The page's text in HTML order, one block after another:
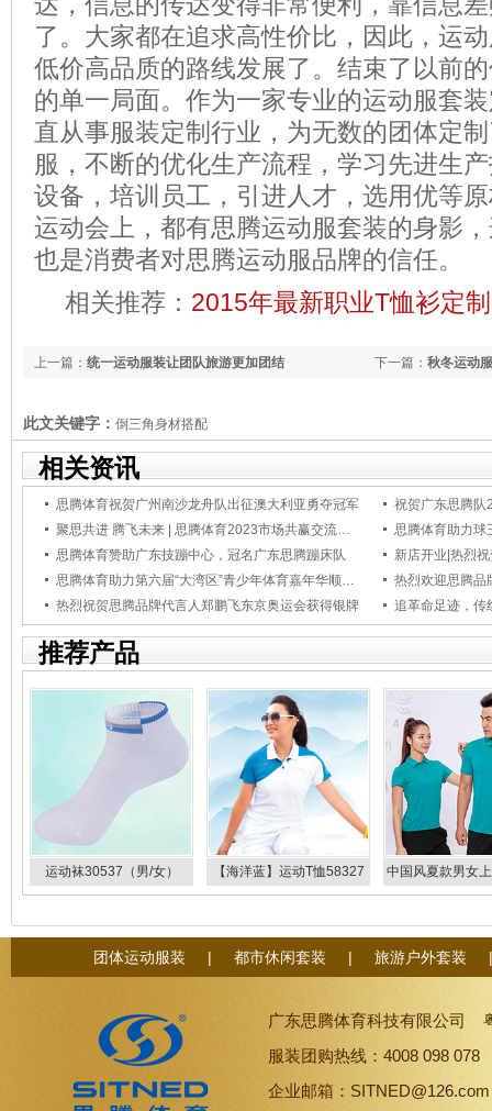
了。大家都在追求高性价比，因此，运
低价高品质的路线发展了。结束了以前
的单一局面。作为一家专业的运动服套
直从事服装定制行业，为无数的团体定
服，不断的优化生产流程，学习先进生
设备，培训员工，引进人才，选用优等
运动会上，都有思腾运动服套装的身影
也是消费者对思腾运动服品牌的信任。
相关推荐： 2015年最新职业T恤衫定
下一篇： 秋冬运动
上一篇： 统一运动服装让团队旅游更加团结
此文关键字： 倒三角身材搭配
相关资讯
思腾体育祝贺广州南沙龙舟队出征澳大利亚勇夺冠军
祝贺广东思腾队
聚思共进 腾飞未来 | 思腾体育2023市场共赢交流会圆满收官
思腾体育助力球
思腾体育赞助广东技蹦中心，冠名广东思腾蹦床队
新店开业|热烈
思腾体育助力第六届“大湾区”青少年体育嘉年华顺利举办
热烈欢迎思腾品
热烈祝贺思腾品牌代言人郑鹏飞东京奥运会获得银牌
推荐产品
运动袜30537（男/女）
【海洋蓝】运动T恤58327
58328
中国风夏款男女
织运动服短
88351/
团体运动服装 | 都市休闲套装 | 旅游户外套装
广东思腾体育科技有限公司
服装团购热线：4008 098
企业邮箱：